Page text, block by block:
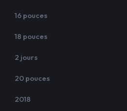
16 pouces
18 pouces
2 jours
20 pouces
2018